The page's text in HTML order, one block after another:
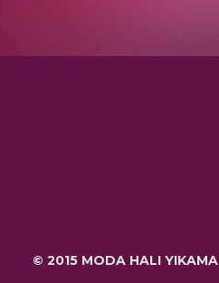
© 2015 MODA HALI YIKAMA